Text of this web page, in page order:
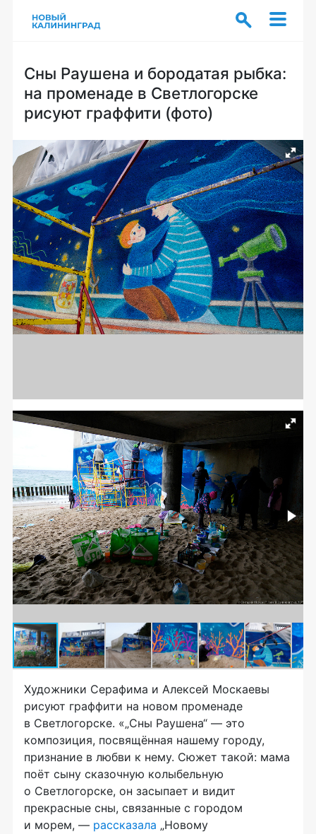
Сны Раушена и бородатая рыбка:
на променаде в Светлогорске
рисуют граффити (фото)
Художники Серафима и Алексей Москаевы
рисуют граффити на новом променаде
в Светлогорске. «„Сны Раушена“ — это
композиция, посвящённая нашему городу,
признание в любви к нему. Сюжет такой: мама
поёт сыну сказочную колыбельную
о Светлогорске, он засыпает и видит
прекрасные сны, связанные с городом
и морем, — рассказала „Новому